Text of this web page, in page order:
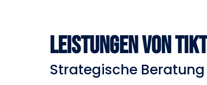
Leistungen von
Strategische Beratung